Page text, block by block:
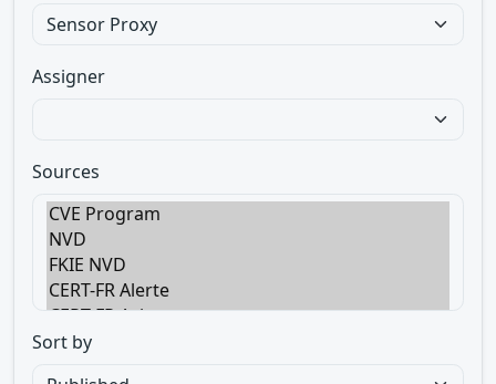
Assigner
Sources
Sort by